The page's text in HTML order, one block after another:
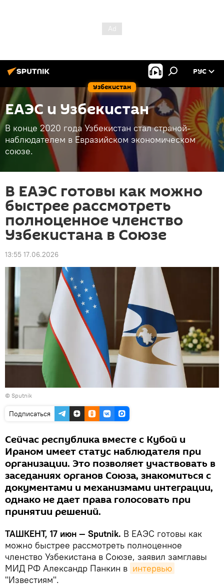
Узбекистан
РУС
ЕАЭС и Узбекистан
В конце 2020 года Узбекистан стал страной-
наблюдателем в Евразийском экономическом
союзе.
В ЕАЭС готовы как можно
быстрее рассмотреть
полноценное членство
Узбекистана в Союзе
13:55 17.06.2026
© Sputnik
Подписаться
Сейчас республика вместе с Кубой и
Ираном имеет статус наблюдателя при
организации. Это позволяет участвовать в
заседаниях органов Союза, знакомиться с
документами и механизмами интеграции,
однако не дает права голосовать при
принятии решений.
ТАШКЕНТ, 17 июн — Sputnik. В ЕАЭС готовы как
можно быстрее рассмотреть полноценное
членство Узбекистана в Союзе, заявил замглавы
МИД РФ Александр Панкин в интервью
"Известиям".